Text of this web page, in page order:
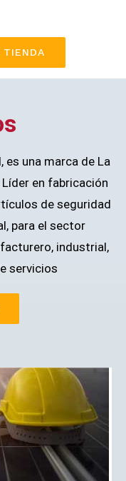
TIENDA
es una marca de La
Líder en fabricación
de seguridad
para el sector
industrial,
servicios